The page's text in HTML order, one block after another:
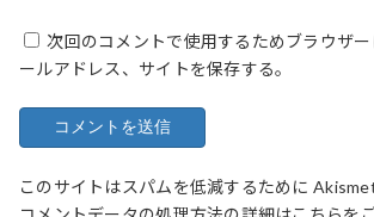
次回のコメントで使用するためブラウザ
ールアドレス、サイトを保存する。
このサイトはスパムを低減するために